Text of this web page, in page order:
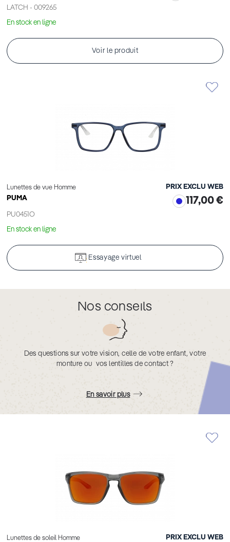
LATCH - 009265
En stock en ligne
Voir le produit
Lunettes de vue Homme
PUMA
PU0451O
PRIX EXCLU WEB
117,00 €
En stock en ligne
Essayage virtuel
Nos conseils
Des questions sur votre vision, celle de votre enfant, votre
monture ou vos lentilles de contact ?
En savoir plus
Lunettes de soleil Homme PRIX EXCLU WEB